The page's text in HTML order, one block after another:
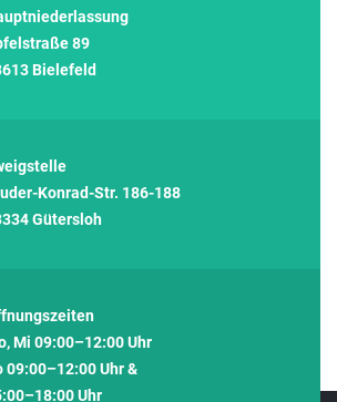
89
Bielefeld
Konrad-Str. 186-188
Gütersloh
Mi 09:00–12:00 Uhr
09:00–12:00 Uhr &
Uhr